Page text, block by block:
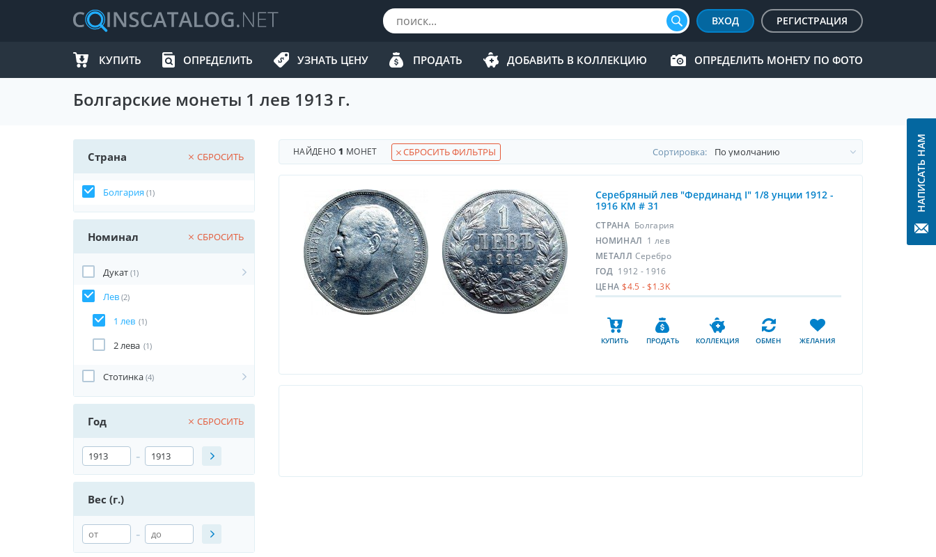
ВХОД РЕГИСТРАЦИЯ
КУПИТЬ ОПРЕДЕЛИТЬ УЗНАТЬ ЦЕНУ ПРОДАТЬ ДОБАВИТЬ В КОЛЛЕКЦИЮ ОПРЕДЕЛИТЬ МОНЕТУ ПО ФОТО
Болгарские монеты 1 лев 1913 г.
Страна СБРОСИТЬ
Болгария (1)
Номинал СБРОСИТЬ
Дукат (1)
Лев (2)
1 лев (1)
2 лева (1)
Стотинка (4)
Год СБРОСИТЬ
-
Вес (г.)
-
НАЙДЕНО1 МОНЕТ СБРОСИТЬ ФИЛЬТРЫ Cортировка:
Серебряный лев "Фердинанд I" 1/8 унции 1912 -
1916 KM # 31
СТРАНА Болгария
НОМИНАЛ 1 лев
МЕТАЛЛ Серебро
ГОД 1912 - 1916
ЦЕНА $4.5 - $1.3K
КУПИТЬ ПРОДАТЬ КОЛЛЕКЦИЯ ОБМЕН ЖЕЛАНИЯ
НАПИСАТЬ НАМ